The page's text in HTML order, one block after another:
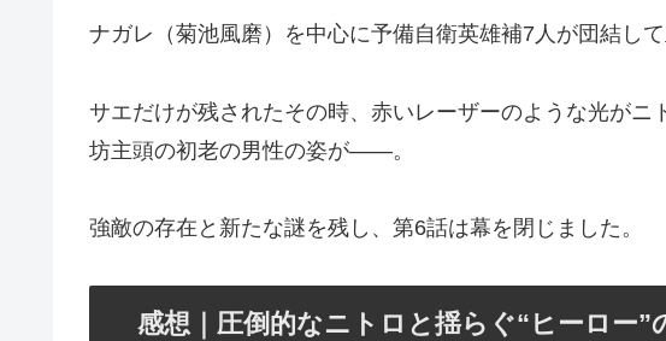
ナガレ（菊池風磨）を中心に予備自衛英雄補7人が団結し
サエだけが残されたその時、赤いレーザーのような光が
坊主頭の初老の男性の姿が――。
強敵の存在と新たな謎を残し、第6話は幕を閉じました。
感想｜圧倒的なニトロと揺らぐ“ヒーロー”